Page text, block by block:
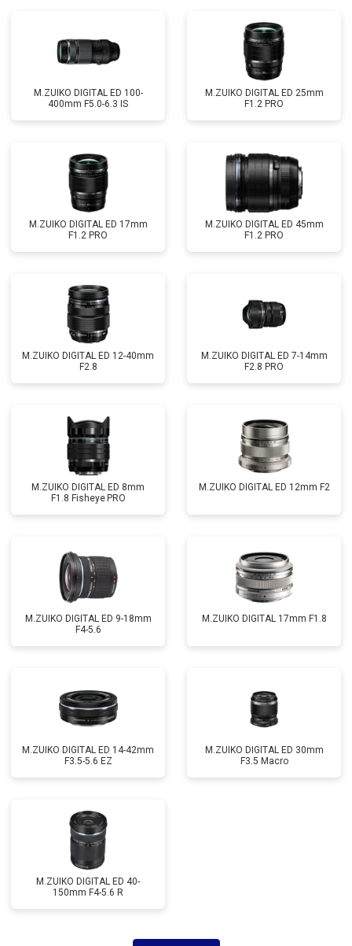
M.ZUIKO DIGITAL ED 100-
400mm F5.0-6.3 IS
M.ZUIKO DIGITAL ED 25mm
F1.2 PRO
M.ZUIKO DIGITAL ED 17mm
F1.2 PRO
M.ZUIKO DIGITAL ED 45mm
F1.2 PRO
M.ZUIKO DIGITAL ED 12-40mm
F2.8
M.ZUIKO DIGITAL ED 7-14mm
F2.8 PRO
M.ZUIKO DIGITAL ED 8mm
F1.8 Fisheye PRO
M.ZUIKO DIGITAL ED 12mm F2
M.ZUIKO DIGITAL ED 9-18mm
F4-5.6
M.ZUIKO DIGITAL 17mm F1.8
M.ZUIKO DIGITAL ED 14-42mm
F3.5-5.6 EZ
M.ZUIKO DIGITAL ED 30mm
F3.5 Macro
M.ZUIKO DIGITAL ED 40-
150mm F4-5.6 R